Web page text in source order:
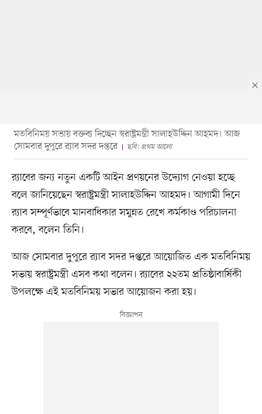
মতবিনিময় সভায় বক্তব্য দিচ্ছেন স্বরাষ্ট্রমন্ত্রী সালাহউদ্দিন আহমদ। আজ
সোমবার দুপুরে র‍্যাব সদর দপ্তরে
ছবি: প্রথম আলো
র‍্যাবের জন্য নতুন একটি আইন প্রণয়নের উদ্যোগ নেওয়া হচ্ছে
বলে জানিয়েছেন স্বরাষ্ট্রমন্ত্রী সালাহউদ্দিন আহমদ। আগামী দিনে
র‍্যাব সম্পূর্ণভাবে মানবাধিকার সমুন্নত রেখে কর্মকাণ্ড পরিচালনা
করবে, বলেন তিনি।
আজ সোমবার দুপুরে র‍্যাব সদর দপ্তরে আয়োজিত এক মতবিনিময়
সভায় স্বরাষ্ট্রমন্ত্রী এসব কথা বলেন। র‍্যাবের ২২তম প্রতিষ্ঠাবার্ষিকী
উপলক্ষে এই মতবিনিময় সভার আয়োজন করা হয়।